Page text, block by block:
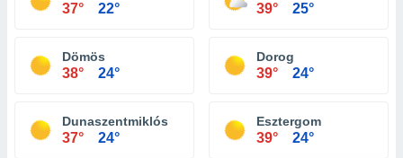
37° 22° 39° 25°
Dömös
38° 24°
Dorog
39° 24°
Dunaszentmiklós
37° 24°
Esztergom
39° 24°